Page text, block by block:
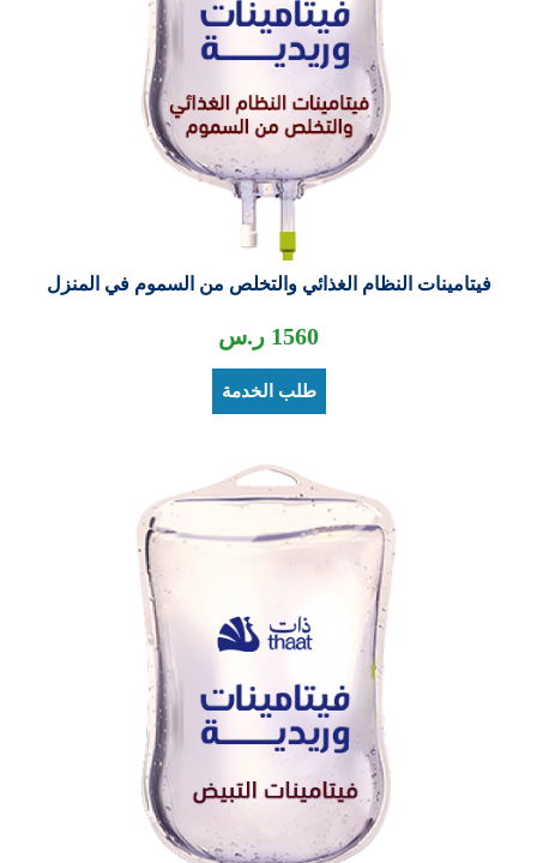
فيتامينات النظام الغذائي والتخلص من السموم في المنزل
1560 ر.س
طلب الخدمة